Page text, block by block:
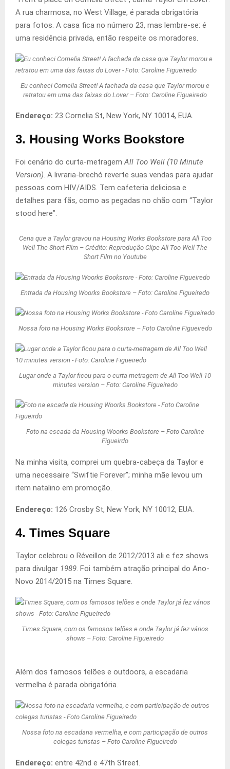
A rua charmosa, no West Village, é parada obrigatória
para fotos. A casa fica no número 23, mas lembre-se: é
uma residência privada, então respeite os moradores.
Eu conheci Cornelia Street! A fachada da casa que Taylor morou e
retratou em uma das faixas do Lover – Foto: Caroline Figueiredo
Endereço: 23 Cornelia St, New York, NY 10014, EUA.
3. Housing Works Bookstore
Foi cenário do curta-metragemAll Too Well (10 Minute
Version). A livraria-brechó reverte suas vendas para ajudar
pessoas com HIV/AIDS. Tem cafeteria deliciosa e
detalhes para fãs, como as pegadas no chão com “Taylor
stood here”.
Cena que a Taylor gravou na Housing Works Bookstore para All Too
Well The Short Film – Crédito: Reprodução Clipe All Too Well The
Short Film no Youtube
Entrada da Housing Woorks Bookstore – Foto: Caroline Figueiredo
Nossa foto na Housing Works Bookstore – Foto Caroline Figueiredo
Lugar onde a Taylor ficou para o curta-metragem de All Too Well 10
minutes version – Foto: Caroline Figueiredo
Foto na escada da Housing Woorks Bookstore – Foto Caroline
Figueirdo
Na minha visita, comprei um quebra-cabeça da Taylor e
uma necessaire “Swiftie Forever”; minha mãe levou um
item natalino em promoção.
Endereço: 126 Crosby St, New York, NY 10012, EUA.
4. Times Square
Taylor celebrou o Réveillon de 2012/2013 ali e fez shows
para divulgar 1989. Foi também atração principal do Ano-
Novo 2014/2015 na Times Square.
Times Square, com os famosos telões e onde Taylor já fez vários
shows – Foto: Caroline Figueiredo
Além dos famosos telões e outdoors, a escadaria
vermelha é parada obrigatória.
Nossa foto na escadaria vermelha, e com participação de outros
colegas turistas – Foto Caroline Figueiredo
Endereço: entre 42nd e 47th Street.